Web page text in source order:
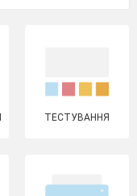
ТЕСТУВАННЯ